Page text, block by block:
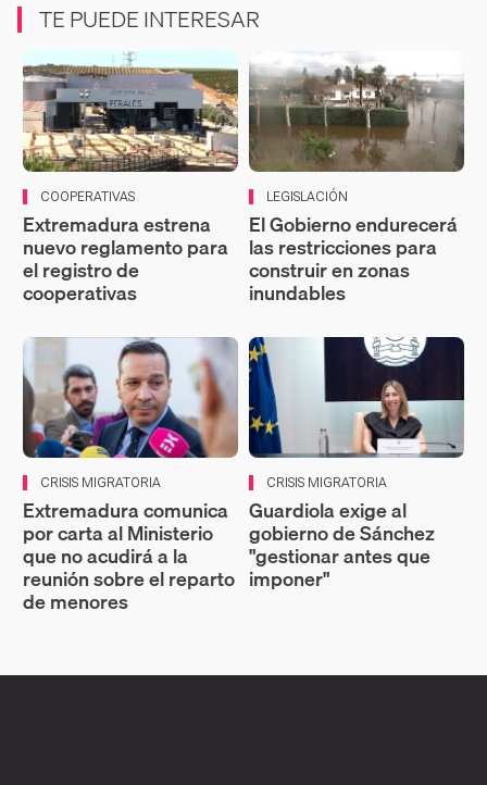
TE PUEDE INTERESAR
COOPERATIVAS
Extremadura estrena
nuevo reglamento para
el registro de
cooperativas
LEGISLACIÓN
El Gobierno endurecerá
las restricciones para
construir en zonas
inundables
CRISIS MIGRATORIA
Extremadura comunica
por carta al Ministerio
que no acudirá a la
reunión sobre el reparto
de menores
CRISIS MIGRATORIA
Guardiola exige al
gobierno de Sánchez
"gestionar antes que
imponer"